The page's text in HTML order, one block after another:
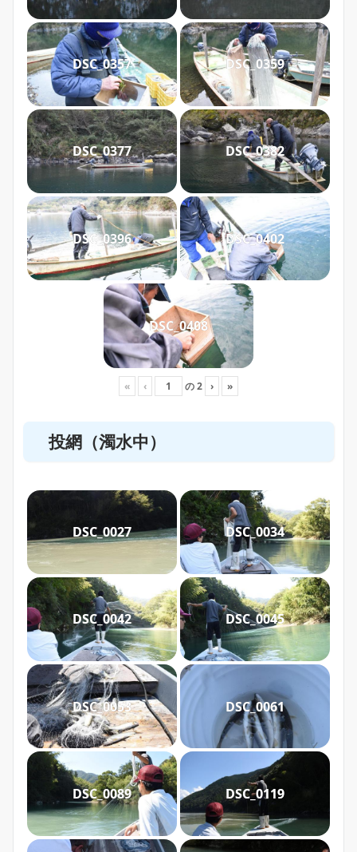
DSC_0357 DSC_0359
DSC_0377 DSC_0382
DSC_0396 DSC_0402
DSC_0408
« ‹ の2 › »
投網（濁水中）
DSC_0027 DSC_0034
DSC_0042 DSC_0045
DSC_0053 DSC_0061
DSC_0089 DSC_0119